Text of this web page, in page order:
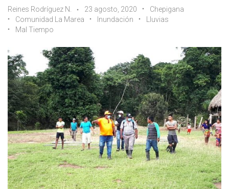
Reines Rodríguez N. 23 agosto, 2020
Chepigana
Comunidad La Marea
Inundación
Lluvias
Mal Tiempo